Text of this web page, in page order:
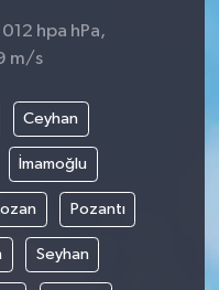
hpa hPa,
m/s
Ceyhan
İmamoğlu
Pozantı
Seyhan